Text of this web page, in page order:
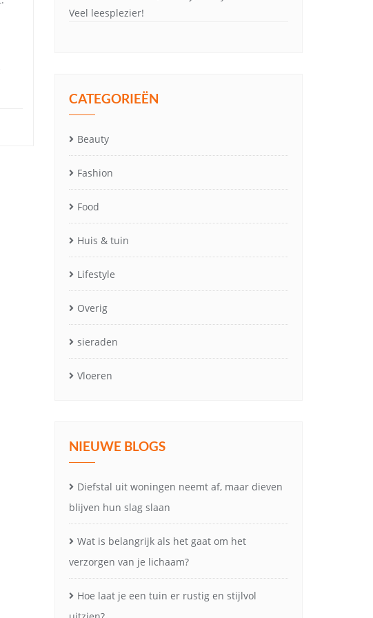
Veel leesplezier!
CATEGORIEËN
Beauty
Fashion
Food
Huis & tuin
Lifestyle
Overig
sieraden
Vloeren
NIEUWE BLOGS
Diefstal uit woningen neemt af, maar dieven
blijven hun slag slaan
Wat is belangrijk als het gaat om het
verzorgen van je lichaam?
Hoe laat je een tuin er rustig en stijlvol